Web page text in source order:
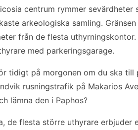
centrum rymmer sevärdheter
arkeologiska samling.
från de flesta
med parkeringsgarage.
tidigt på morgonen om du ska till
rusningstrafik på Makarios
lämna den i Paphos?
de flesta större uthyrare erbjuder